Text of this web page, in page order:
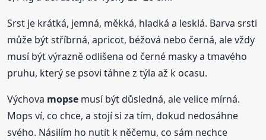
Srst je krátká, jemná, měkká, hladká a lesklá. Barva srsti
může být stříbrná, apricot, béžová nebo černá, ale vždy
musí být výrazně odlišena od černé masky a tmavého
pruhu, který se psovi táhne z týla až k ocasu.
Výchova mopse musí být důsledná, ale velice mírná.
Mops ví, co chce, a stojí si za tím, dokud nedosáhne
svého. Násilím ho nutit k něčemu, co sám nechce